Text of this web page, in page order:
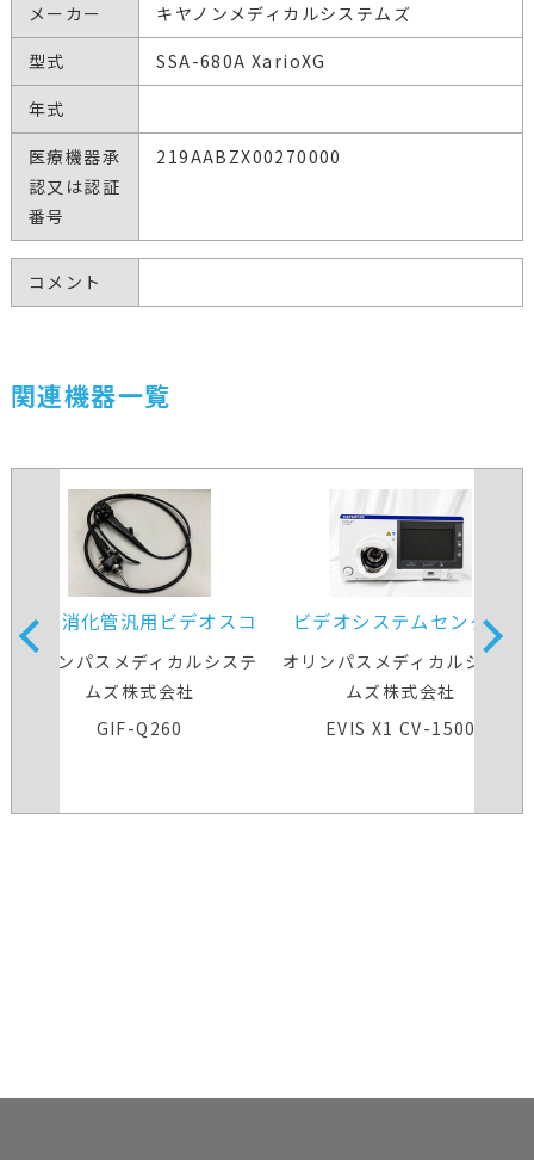
メーカー
キヤノンメディカルシステムズ
型式
SSA-680A XarioXG
年式
医療機器承
認又は認証
番号
219AABZX00270000
コメント
関連機器一覧
上部消化管汎用ビデオスコ
ープ
オリンパスメディカルシステ
ムズ株式会社
GIF-Q260
ビデオシステムセンター
オリンパスメディカルシステ
ムズ株式会社
EVIS X1 CV-1500